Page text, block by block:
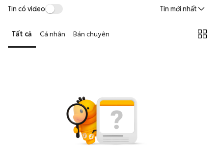
đánh giá chính xác hiệu năng thực tế của máy so với mô tả trên
Mua bán linh hoạt: Hai bên có thể chủ động thỏa thuận giá cả và
địa điểm giao nhận, chốt giao dịch nhanh chóng khi đạt được
Tin có video Tin mới nhất
Tất cả Cá nhân Bán chuyên